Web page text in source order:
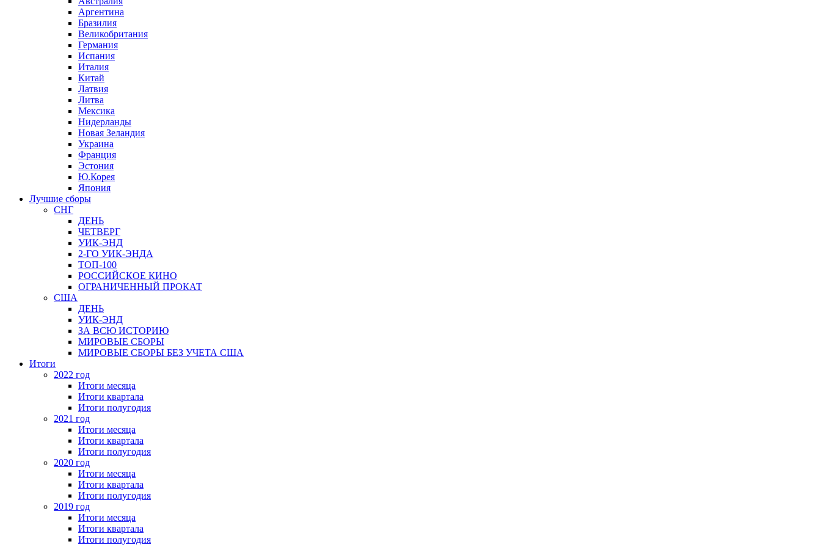
Аргентина
Бразилия
Великобритания
Германия
Испания
Италия
Китай
Латвия
Литва
Мексика
Нидерланды
Новая Зеландия
Украина
Франция
Эстония
Ю.Корея
Япония
Лучшие сборы
СНГ
ДЕНЬ
ЧЕТВЕРГ
УИК-ЭНД
2-ГО УИК-ЭНДА
ТОП-100
РОССИЙСКОЕ КИНО
ОГРАНИЧЕННЫЙ ПРОКАТ
США
ДЕНЬ
УИК-ЭНД
ЗА ВСЮ ИСТОРИЮ
МИРОВЫЕ СБОРЫ
МИРОВЫЕ СБОРЫ БЕЗ УЧЕТА США
Итоги
2022 год
Итоги месяца
Итоги квартала
Итоги полугодия
2021 год
Итоги месяца
Итоги квартала
Итоги полугодия
2020 год
Итоги месяца
Итоги квартала
Итоги полугодия
2019 год
Итоги месяца
Итоги квартала
Итоги полугодия